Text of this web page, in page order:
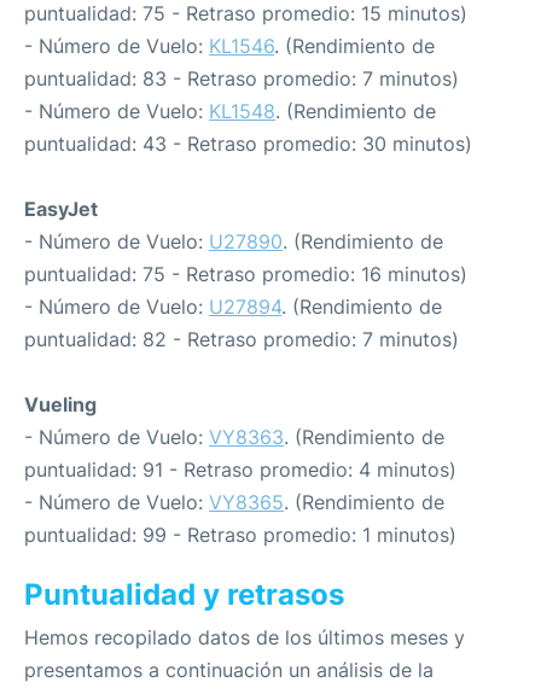
puntualidad: 75 - Retraso promedio: 15 minutos)
- Número de Vuelo: KL1546. (Rendimiento de
puntualidad: 83 - Retraso promedio: 7 minutos)
- Número de Vuelo: KL1548. (Rendimiento de
puntualidad: 43 - Retraso promedio: 30 minutos)
EasyJet
- Número de Vuelo: U27890. (Rendimiento de
puntualidad: 75 - Retraso promedio: 16 minutos)
- Número de Vuelo: U27894. (Rendimiento de
puntualidad: 82 - Retraso promedio: 7 minutos)
Vueling
- Número de Vuelo: VY8363. (Rendimiento de
puntualidad: 91 - Retraso promedio: 4 minutos)
- Número de Vuelo: VY8365. (Rendimiento de
puntualidad: 99 - Retraso promedio: 1 minutos)
Puntualidad y retrasos
Hemos recopilado datos de los últimos meses y
presentamos a continuación un análisis de la